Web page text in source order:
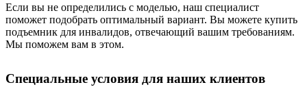
Если вы не определились с моделью, наш специалист
поможет подобрать оптимальный вариант. Вы можете купить
подъемник для инвалидов, отвечающий вашим требованиям.
Мы поможем вам в этом.
Специальные условия для наших клиентов